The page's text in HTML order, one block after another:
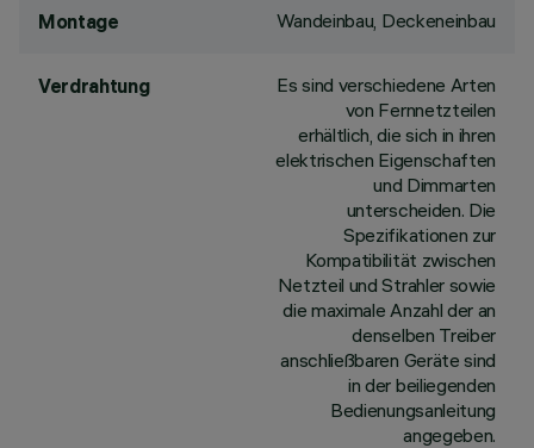
Montage Wandeinbau, Deckeneinbau
Verdrahtung
Es sind verschiedene Arten
von Fernnetzteilen
erhältlich, die sich in ihren
elektrischen Eigenschaften
und Dimmarten
unterscheiden. Die
Spezifikationen zur
Kompatibilität zwischen
Netzteil und Strahler sowie
die maximale Anzahl der an
denselben Treiber
anschließbaren Geräte sind
in der beiliegenden
Bedienungsanleitung
angegeben.